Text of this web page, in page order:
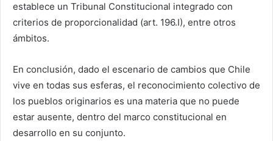
establece un Tribunal Constitucional integrado con
criterios de proporcionalidad (art. 196.I), entre otros
ámbitos.
En conclusión, dado el escenario de cambios que Chile
vive en todas sus esferas, el reconocimiento colectivo de
los pueblos originarios es una materia que no puede
estar ausente, dentro del marco constitucional en
desarrollo en su conjunto.